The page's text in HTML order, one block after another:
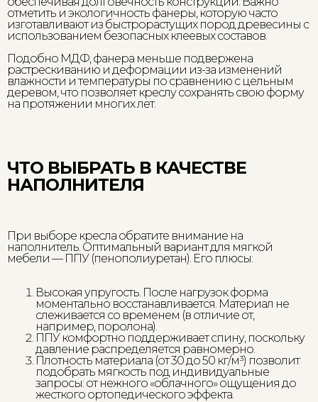
отметить и экологичность фанеры, которую часто
изготавливают из быстрорастущих пород древесины с
использованием безопасных клеевых составов.
Подобно МДФ, фанера меньше подвержена
растрескиванию и деформации из-за изменений
влажности и температуры по сравнению с цельным
деревом, что позволяет креслу сохранять свою форму
на протяжении многих лет.
ЧТО ВЫБРАТЬ В КАЧЕСТВЕ
НАПОЛНИТЕЛЯ
При выборе кресла обратите внимание на
наполнитель. Оптимальный вариант для мягкой
мебели — ППУ (пенополиуретан). Его плюсы:
Высокая упругость. После нагрузок форма
моментально восстанавливается. Материал не
слеживается со временем (в отличие от,
например, поролона).
ППУ комфортно поддерживает спину, поскольку
давление распределяется равномерно.
Плотность материала (от 30 до 50 кг/м³) позволит
подобрать мягкость под индивидуальные
запросы: от нежного «облачного» ощущения до
жесткого ортопедического эффекта.